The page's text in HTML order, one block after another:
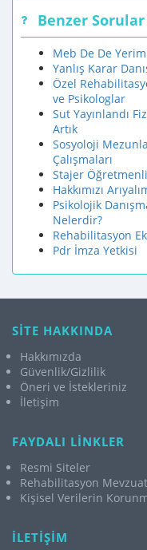
Benzer Sorular
Meb De De
Yanlış Karar
Özel
ve Psikologlar
Sut Yayınlandı
Artık
Sosyoloji
Çalışmaları
Stajer
Hakkımızı
Psikolojik
Nelerdir?
Rehabilitasyon
Pdr İmza Yetkisi
SİTE HAKKINDA
Hakkımızda
Güvenlik/Gizlilik
Öneri ve İstekleriniz
İletişim
FAYDALI LİNKLER
Resmi Siteler
Rehabilitasyon
Kişisel Verilerin
İLETİŞİM